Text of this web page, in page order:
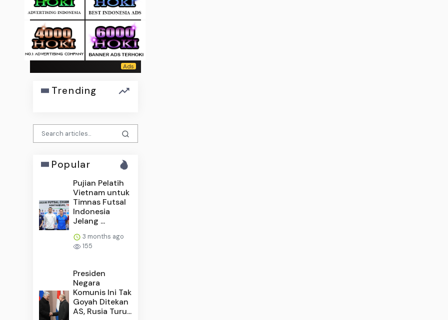
Trending
Popular
Pujian Pelatih
Vietnam untuk
Timnas Futsal
Indonesia
Jelang ...
3 months ago
155
Presiden
Negara
Komunis Ini Tak
Goyah Ditekan
AS, Rusia Turu...